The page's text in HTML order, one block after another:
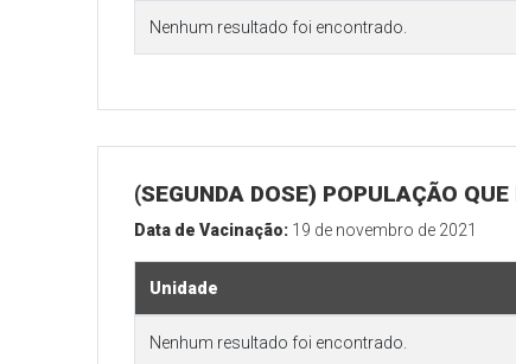
Nenhum resultado foi encontrado.
(SEGUNDA DOSE) POPULAÇÃO
Data de Vacinação: 19 de novembro de 2021
Unidade
Nenhum resultado foi encontrado.